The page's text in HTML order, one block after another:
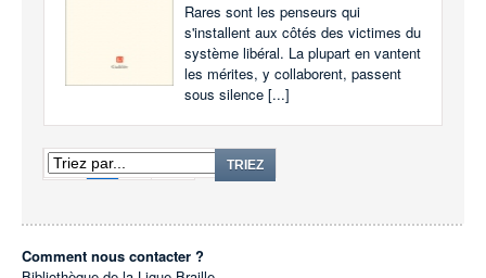
Rares sont les penseurs qui
s'installent aux côtés des victimes du
système libéral. La plupart en vantent
les mérites, y collaborent, passent
sous silence [...]
1 TRIEZ
Comment nous contacter ?